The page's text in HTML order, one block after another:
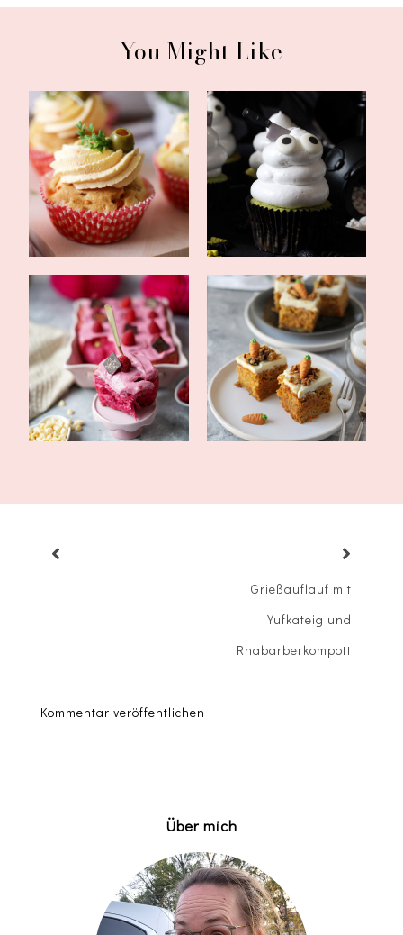
You Might Like
herzhafte Cupcakes mit
leckerem Pap...
Brausepulver-Geister-
Cupcakes mit M...
pinke Zimtschnecken mit
Himbeerfros...
Carrot Cake mit Frosting
und Granol...
Grießauflauf mit
Yufkateig und
Rhabarberkompott
Kommentar veröffentlichen
Über mich